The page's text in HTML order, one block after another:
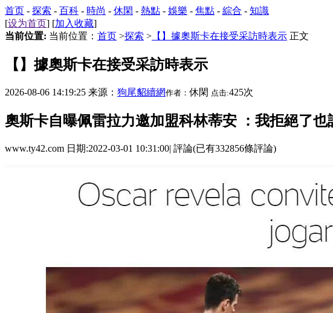
首页 - 探索 - 百科 - 時尚 - 休閑 - 熱點 - 娛樂 - 焦點 - 綜合 - 知識
[设为首页] [加入收藏]
当前位置: 当前位置： 首页 >探索 > 【】據奧斯卡在接受采訪時表示 正文
【】據奧斯卡在接受采訪時表示
2026-08-06 14:19:25 来源： 狗尾貂續網作者： 休閑 点击:425次
奧斯卡自曝佩雷拉力邀加盟科林蒂安 ：我拒絕了
www.ty42.com 日期:2022-03-01 10:31:00| 評論(已有332856條評論)